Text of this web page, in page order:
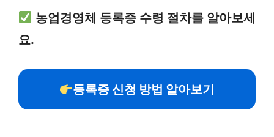
농업경영체 등록증 수령 절차를 알아보세
요.
등록증 신청 방법 알아보기